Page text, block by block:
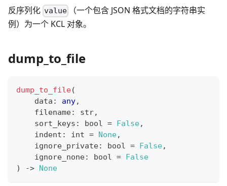
反序列化 value
（一个包含 JSON 格式文档的字符串实
例）为一个 KCL 对象。
dump_to_file
dump_to_file(
    data
: any,
    filename
: str,
    sort_keys
: bool = False,
    indent
: int = None,
    ignore_private
: bool = False,
    ignore_none
: bool =
False
)
-> None